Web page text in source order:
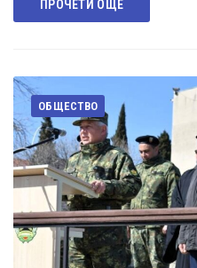
ПРОЧЕТИ ОЩЕ
ОБЩЕСТВО